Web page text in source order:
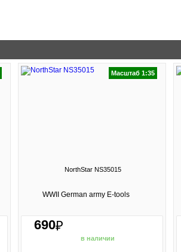
Масштаб 1:35
NorthStar NS35015
WWII German army E-tools
690₽
в наличии